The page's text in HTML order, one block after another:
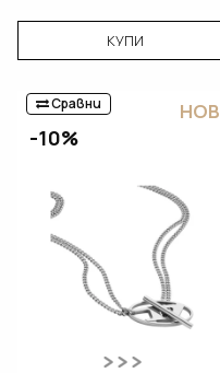
КУПИ
Сравни
-10%
НОВ